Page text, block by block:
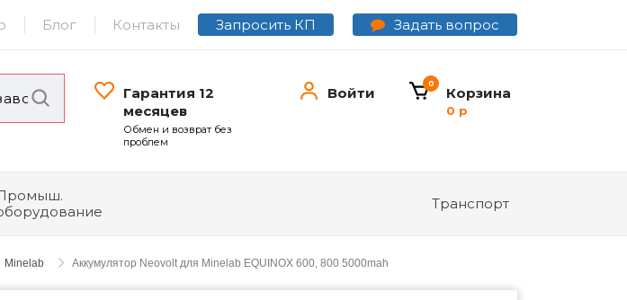
Блог Контакты Запросить КП Задать вопрос
Гарантия 12
месяцев
Обмен и возврат без
проблем
Войти Корзина
0
0 р
Транспорт
Minelab Аккумулятор Neovolt для Minelab EQUINOX 600, 800 5000mah